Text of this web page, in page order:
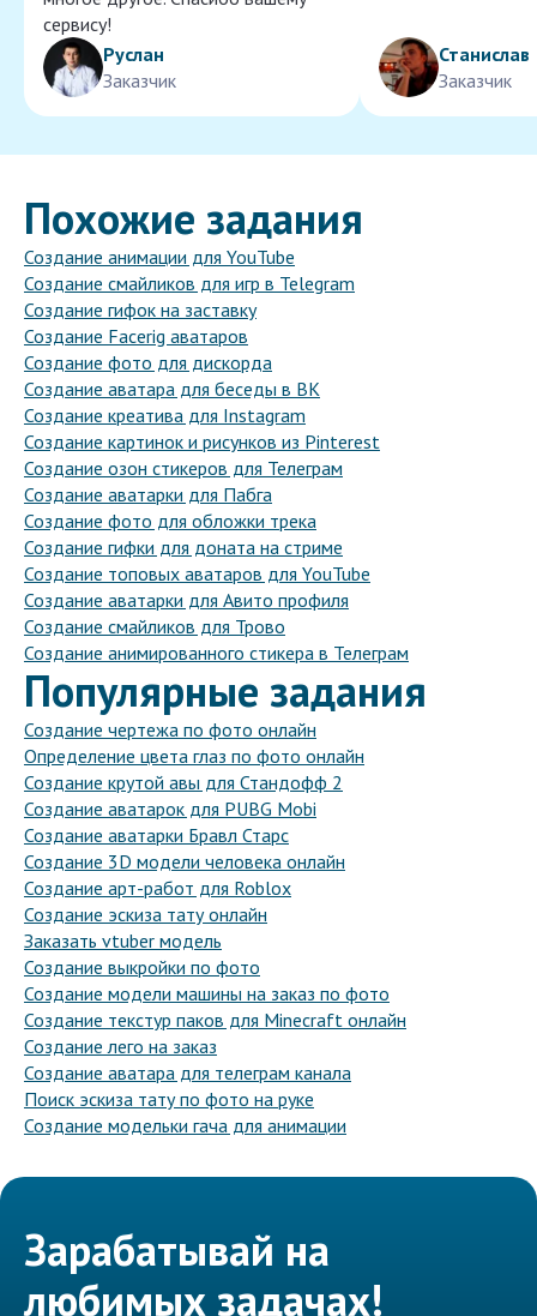
сервису!
Руслан
Заказчик
Станислав
Заказчик
Похожие задания
Создание анимации для YouTube
Создание смайликов для игр в Telegram
Создание гифок на заставку
Создание Facerig аватаров
Создание фото для дискорда
Создание аватара для беседы в ВК
Создание креатива для Instagram
Создание картинок и рисунков из Pinterest
Создание озон стикеров для Телеграм
Создание аватарки для Пабга
Создание фото для обложки трека
Создание гифки для доната на стриме
Создание топовых аватаров для YouTube
Создание аватарки для Авито профиля
Создание смайликов для Трово
Создание анимированного стикера в Телеграм
Популярные задания
Создание чертежа по фото онлайн
Определение цвета глаз по фото онлайн
Создание крутой авы для Стандофф 2
Создание аватарок для PUBG Mobi
Создание аватарки Бравл Старс
Создание 3D модели человека онлайн
Создание арт-работ для Roblox
Создание эскиза тату онлайн
Заказать vtuber модель
Создание выкройки по фото
Создание модели машины на заказ по фото
Создание текстур паков для Minecraft онлайн
Создание лего на заказ
Создание аватара для телеграм канала
Поиск эскиза тату по фото на руке
Создание модельки гача для анимации
Зарабатывай на
любимых задачах!